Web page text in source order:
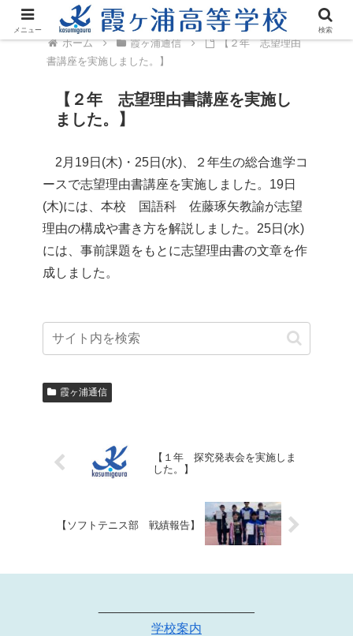
ホーム 霞ヶ浦通信
【２年 志望理由
書講座を実施しました。】
【２年 志望理由書講座を実施し
ました。】
2月19日(木)・25日(水)、２年生の総合進学コ
ースで志望理由書講座を実施しました。19日
(木)には、本校 国語科 佐藤琢矢教諭が志望
理由の構成や書き方を解説しました。25日(水)
には、事前課題をもとに志望理由書の文章を作
成しました。
霞ヶ浦通信
【１年 探究発表会を実施しま
した。】
【ソフトテニス部 戦績報告】
学校案内
メニュー 検索